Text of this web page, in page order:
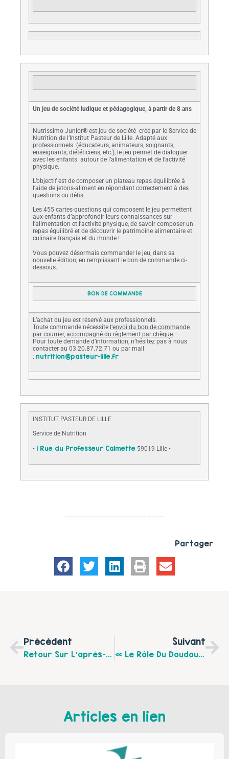
Un jeu de société ludique et pédagogique, à partir de 8 ans
Nutrissimo Junior® est jeu de société créé par le Service de
Nutrition de l’Institut Pasteur de Lille. Adapté aux
professionnels (éducateurs, animateurs, soignants,
enseignants, diététiciens, etc.), le jeu permet de dialoguer
avec les enfants autour de l’alimentation et de l’activité
physique.
L’objectif est de composer un plateau repas équilibrée à
l’aide de jetons-aliment en répondant correctement à des
questions ou défis.
Les 455 cartes-questions qui composent le jeu permettent
aux enfants d’approfondir leurs connaissances sur
l’alimentation et l’activité physique, de savoir composer un
repas équilibré et de découvrir le patrimoine alimentaire et
culinaire français et du monde !
Vous pouvez désormais commander le jeu, dans sa
nouvelle édition, en remplissant le bon de commande ci-
dessous.
BON DE COMMANDE
L’achat du jeu est réservé aux professionnels.
Toute commande nécessite l’envoi du bon de commande
par courrier, accompagné du règlement par chèque.
Pour toute demande d’information, n’hésitez pas à nous
contacter au 03.20.87.72.71 ou par mail
: nutrition@pasteur-lille.fr
INSTITUT PASTEUR DE LILLE
Service de Nutrition
• 1 Rue du Professeur Calmette 59019 Lille •
Partager
Précédent
Retour Sur L’après-Midi Vivre En Famille Du 24 Octobre 2017 À St-Omer
Suivant
« Le Rôle Du Doudou », Temps D’échanges À L’école Maës De LENS Avec Le Centre Socioculturel F.Vachala
Articles en lien